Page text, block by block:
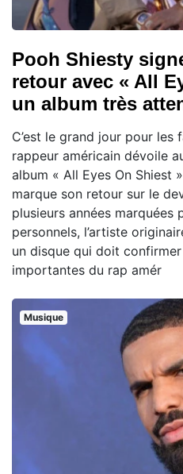
Pooh Shiesty
retour avec « All
un album très
C’est le grand jour pour les
rappeur américain dévoile
album « All Eyes On Shiest
marque son retour sur le
plusieurs années marquées
personnels, l’artiste
un disque qui doit
importantes du rap amér
Musique